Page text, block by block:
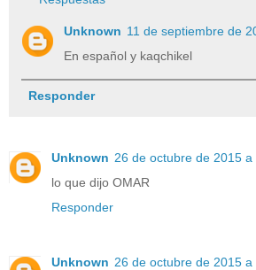
Unknown 11 de septiembre de
En español y kaqchikel
Responder
Unknown 26 de octubre de 2015 a
lo que dijo OMAR
Responder
Unknown 26 de octubre de 2015 a